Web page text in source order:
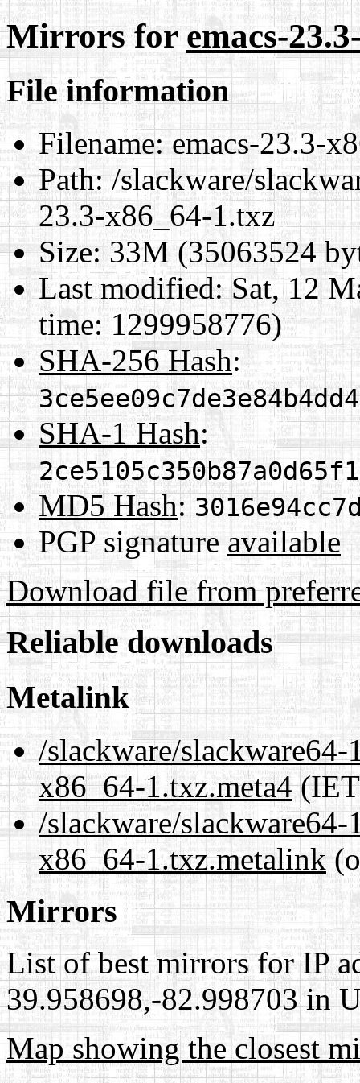
Mirrors foremacs-
File information
Filename:emacs-23.3-
Path:/slackware/
23.3-x86_64-1.txz
Size:33M (35063524
Last modified:Sat, 12
time: 1299958776)
SHA-256 Hash:
SHA-1 Hash:
MD5 Hash:
PGP signature available
Download file from
Reliable downloads
Metalink
/slackware/
x86_64-1.txz.meta4
/slackware/
x86_64-1.txz.metalink
Mirrors
List of best mirrors for IP
39.958698,-82.998703 in
Map showing the closest